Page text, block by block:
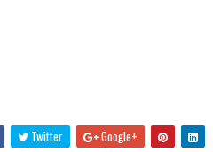
Twitter Google+